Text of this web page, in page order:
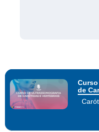
SBP da
de